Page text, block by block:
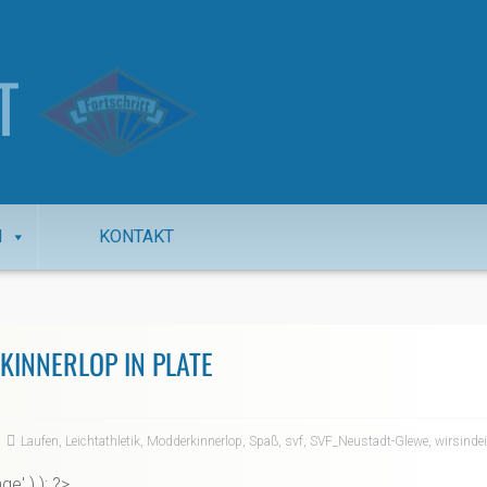
KONTAKT
IN PLATE
Laufen, Leichtathletik, Modderkinnerlop, Spaß, svf, SVF_Neustadt-Glewe,